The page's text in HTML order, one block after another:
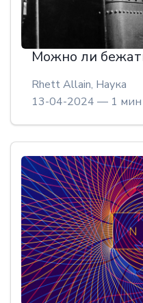
Rhett Allain, Наука
13-04-2024 — 1 мин